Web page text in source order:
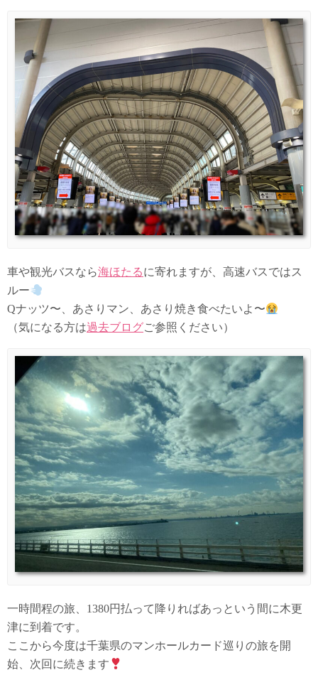
車や観光バスなら海ほたるに寄れますが、高速バスではス
ルー
Qナッツ〜、あさりマン、あさり焼き食べたいよ〜
（気になる方は過去ブログご参照ください）
一時間程の旅、1380円払って降りればあっという間に木更
津に到着です。
ここから今度は千葉県のマンホールカード巡りの旅を開
始、次回に続きます